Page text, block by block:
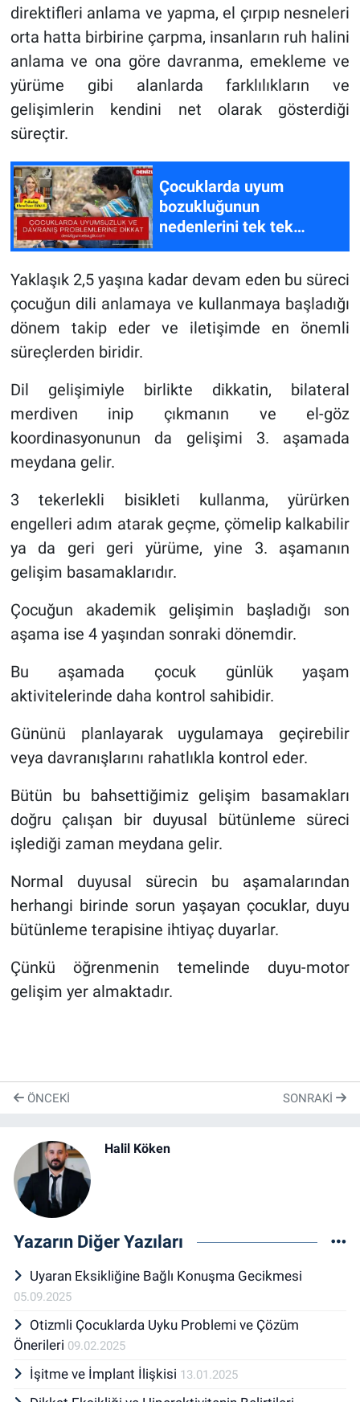
direktifleri anlama ve yapma, el çırpıp nesneleri
orta hatta birbirine çarpma, insanların ruh halini
anlama ve ona göre davranma, emekleme ve
yürüme gibi alanlarda farklılıkların ve
gelişimlerin kendini net olarak gösterdiği
süreçtir.
Çocuklarda uyum
bozukluğunun
nedenlerini tek tek
sıraladı
Yaklaşık 2,5 yaşına kadar devam eden bu süreci
çocuğun dili anlamaya ve kullanmaya başladığı
dönem takip eder ve iletişimde en önemli
süreçlerden biridir.
Dil gelişimiyle birlikte dikkatin, bilateral
merdiven inip çıkmanın ve el-göz
koordinasyonunun da gelişimi 3. aşamada
meydana gelir.
3 tekerlekli bisikleti kullanma, yürürken
engelleri adım atarak geçme, çömelip kalkabilir
ya da geri geri yürüme, yine 3. aşamanın
gelişim basamaklarıdır.
Çocuğun akademik gelişimin başladığı son
aşama ise 4 yaşından sonraki dönemdir.
Bu aşamada çocuk günlük yaşam
aktivitelerinde daha kontrol sahibidir.
Gününü planlayarak uygulamaya geçirebilir
veya davranışlarını rahatlıkla kontrol eder.
Bütün bu bahsettiğimiz gelişim basamakları
doğru çalışan bir duyusal bütünleme süreci
işlediği zaman meydana gelir.
Normal duyusal sürecin bu aşamalarından
herhangi birinde sorun yaşayan çocuklar, duyu
bütünleme terapisine ihtiyaç duyarlar.
Çünkü öğrenmenin temelinde duyu-motor
gelişim yer almaktadır.
ÖNCEKI SONRAKI
Halil Köken
Yazarın Diğer Yazıları
Uyaran Eksikliğine Bağlı Konuşma Gecikmesi
05.09.2025
Otizmli Çocuklarda Uyku Problemi ve Çözüm
Önerileri 09.02.2025
İşitme ve İmplant İlişkisi 13.01.2025